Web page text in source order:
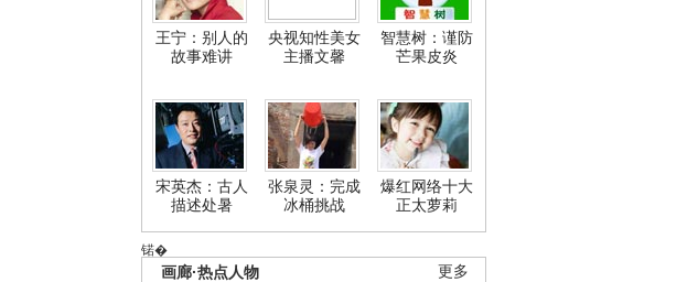
王宁：别人的
故事难讲
央视知性美女
主播文馨
智慧树：谨防
芒果皮炎
宋英杰：古人
描述处暑
张泉灵：完成
冰桶挑战
爆红网络十大
正太萝莉
锘�
更多
画廊·热点人物